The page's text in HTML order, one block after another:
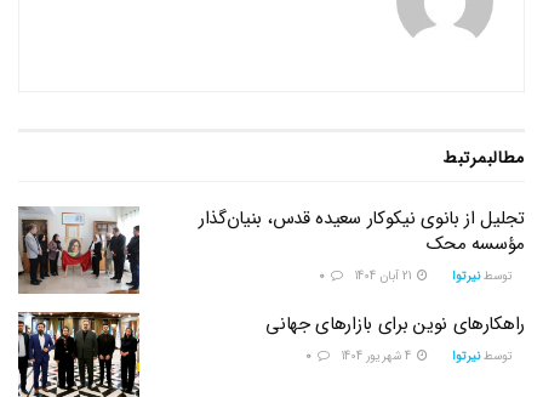
مطالبمرتبط
تجلیل از بانوی نیکوکار سعیده قدس، بنیان‌گذار
مؤسسه محک
توسط نیرتوا
راهکارهای نوین برای بازارهای جهانی
توسط نیرتوا